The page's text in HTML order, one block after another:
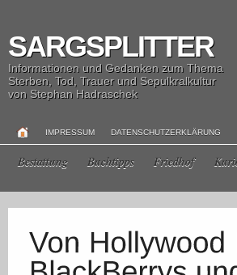
SARGSPLITTER
Informationen und Gedanken zum Thema
Sterben, Tod, Trauer und Sepulkralkultur
von Stephan Hadraschek
IMPRESSUM DATENSCHUTZERKLÄRUNG
Bestattung Buchtipps Friedhof